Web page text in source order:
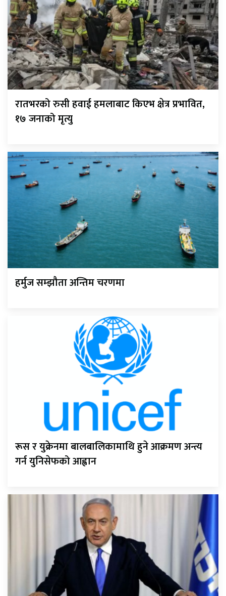
रातभरको रुसी हवाई हमलाबाट किएभ क्षेत्र प्रभावित,
१७ जनाको मृत्यु
हर्मुज सम्झौता अन्तिम चरणमा
रूस र युक्रेनमा बालबालिकामाथि हुने आक्रमण अन्त्य
गर्न युनिसेफको आह्वान